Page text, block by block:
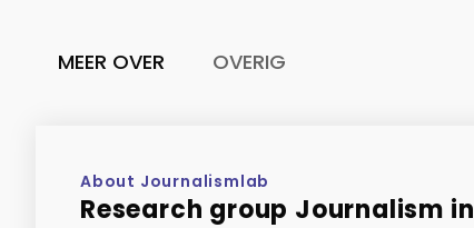
MEER OVER OVERIG
About Journalismlab
Research group Journalism